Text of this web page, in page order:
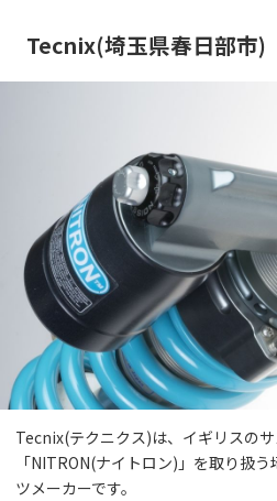
Tecnix(埼玉県春日部市)
Tecnix(テクニクス)は、イギリスの
「NITRON(ナイトロン)」を取り扱
ツメーカーです。